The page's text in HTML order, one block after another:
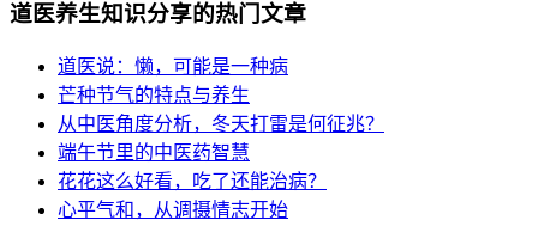
道医养生知识分享的热门文章
道医说：懒，可能是一种病
芒种节气的特点与养生
从中医角度分析，冬天打雷是何征兆？
端午节里的中医药智慧
花花这么好看，吃了还能治病？
心平气和，从调摄情志开始